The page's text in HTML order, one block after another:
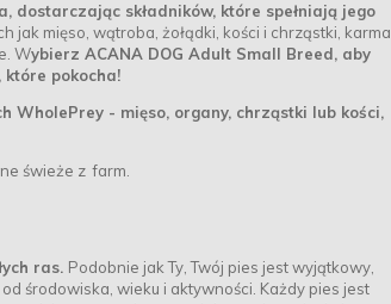
składników, które spełniają jego
jak mięso, wątroba, żołądki, kości i chrząstki, karma
Wybierz ACANA DOG Adult Small Breed, aby
pokocha!
WholePrey - mięso, organy, chrząstki lub kości,
świeże z farm.
ras. Podobnie jak Ty, Twój pies jest wyjątkowy,
środowiska, wieku i aktywności. Każdy pies jest